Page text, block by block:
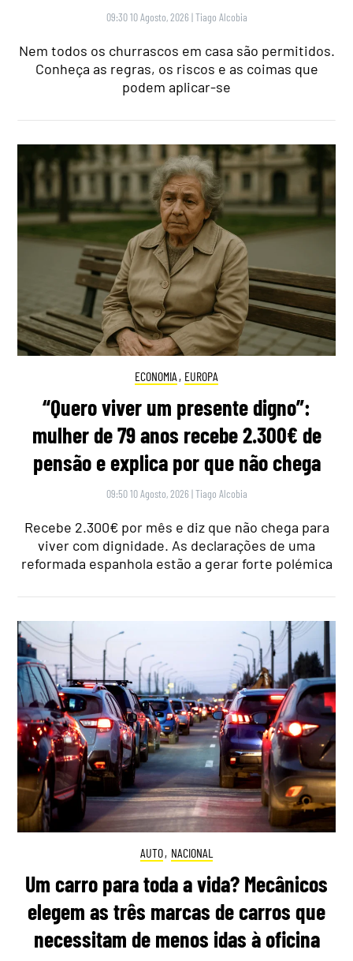
09:30 10 Agosto, 2026 |Tiago Alcobia
Nem todos os churrascos em casa são permitidos.
Conheça as regras, os riscos e as coimas que
podem aplicar-se
ECONOMIA , EUROPA
“Quero viver um presente digno”:
mulher de 79 anos recebe 2.300€ de
pensão e explica por que não chega
09:50 10 Agosto, 2026 |Tiago Alcobia
Recebe 2.300€ por mês e diz que não chega para
viver com dignidade. As declarações de uma
reformada espanhola estão a gerar forte polémica
AUTO, NACIONAL
Um carro para toda a vida? Mecânicos
elegem as três marcas de carros que
necessitam de menos idas à oficina